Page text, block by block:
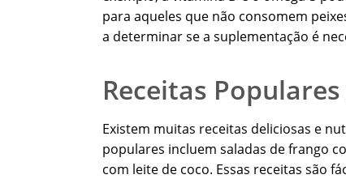
para aqueles que não consomem
a determinar se a suplementação é
Receitas
Existem muitas receitas deliciosas e
populares incluem saladas de frango
com leite de coco. Essas receitas são